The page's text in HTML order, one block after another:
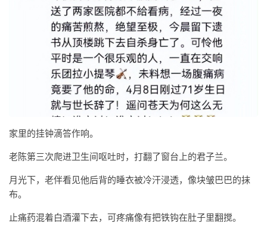
家里的挂钟滴答作响。
老陈第三次爬进卫生间呕吐时，打翻了窗台上的君子兰。
月光下，老伴看见他后背的睡衣被冷汗浸透，像块皱巴巴的抹
布。
止痛药混着白酒灌下去，可疼痛像有把铁钩在肚子里翻搅。